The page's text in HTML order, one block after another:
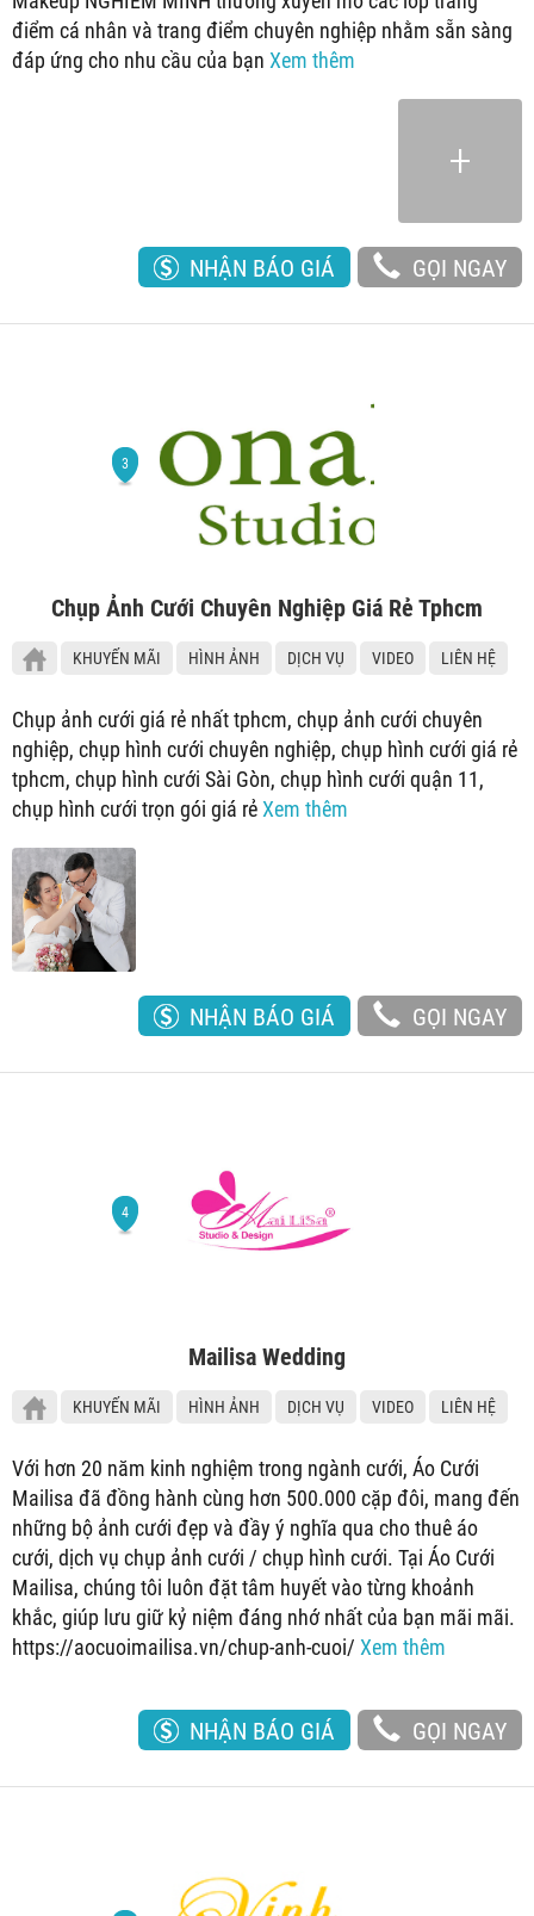
điểm cá nhân và trang điểm chuyên nghiệp nhằm sẵn sàng
đáp ứng cho nhu cầu của bạn Xem thêm
NHẬN BÁO GIÁ GỌI NGAY
Chụp Ảnh Cưới Chuyên Nghiệp Giá Rẻ Tphcm
KHUYẾN MÃI HÌNH ẢNH DỊCH VỤ VIDEO LIÊN HỆ
Chụp ảnh cưới giá rẻ nhất tphcm, chụp ảnh cưới chuyên
nghiệp, chụp hình cưới chuyên nghiệp, chụp hình cưới giá rẻ
tphcm, chụp hình cưới Sài Gòn, chụp hình cưới quận 11,
chụp hình cưới trọn gói giá rẻXem thêm
NHẬN BÁO GIÁ GỌI NGAY
Mailisa Wedding
KHUYẾN MÃI HÌNH ẢNH DỊCH VỤ VIDEO LIÊN HỆ
Với hơn 20 năm kinh nghiệm trong ngành cưới, Áo Cưới
Mailisa đã đồng hành cùng hơn 500.000 cặp đôi, mang đến
những bộ ảnh cưới đẹp và đầy ý nghĩa qua cho thuê áo
cưới, dịch vụ chụp ảnh cưới / chụp hình cưới. Tại Áo Cưới
Mailisa, chúng tôi luôn đặt tâm huyết vào từng khoảnh
khắc, giúp lưu giữ kỷ niệm đáng nhớ nhất của bạn mãi mãi.
https://aocuoimailisa.vn/chup-anh-cuoi/ Xem thêm
NHẬN BÁO GIÁ GỌI NGAY